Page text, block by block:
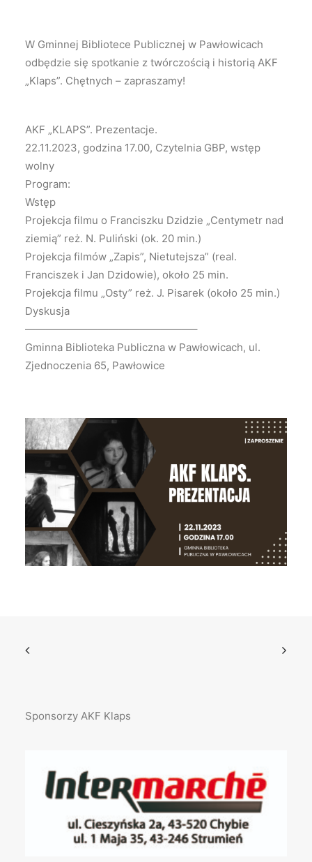
W Gminnej Bibliotece Publicznej w Pawłowicach
odbędzie się spotkanie z twórczością i historią AKF
„Klaps”. Chętnych – zapraszamy!
AKF „KLAPS”. Prezentacje.
22.11.2023, godzina 17.00, Czytelnia GBP, wstęp
wolny
Program:
Wstęp
Projekcja filmu o Franciszku Dzidzie „Centymetr nad
ziemią” reż. N. Puliński (ok. 20 min.)
Projekcja filmów „Zapis”, Nietutejsza” (real.
Franciszek i Jan Dzidowie), około 25 min.
Projekcja filmu „Osty” reż. J. Pisarek (około 25 min.)
Dyskusja
————————————————–
Gminna Biblioteka Publiczna w Pawłowicach, ul.
Zjednoczenia 65, Pawłowice
Sponsorzy AKF Klaps